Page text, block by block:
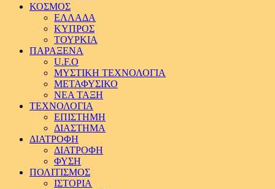
ΚΟΣΜΟΣ
ΕΛΛΑΔΑ
ΚΥΠΡΟΣ
ΤΟΥΡΚΙΑ
ΠΑΡΑΞΕΝΑ
U.F.O
ΜΥΣΤΙΚΗ ΤΕΧΝΟΛΟΓΙΑ
ΜΕΤΑΦΥΣΙΚΟ
ΝΕΑ ΤΑΞΗ
ΤΕΧΝΟΛΟΓΙΑ
ΕΠΙΣΤΗΜΗ
ΔΙΑΣΤΗΜΑ
ΔΙΑΤΡΟΦΗ
ΔΙΑΤΡΟΦΗ
ΦΥΣΗ
ΠΟΛΙΤΙΣΜΟΣ
ΙΣΤΟΡΙΑ